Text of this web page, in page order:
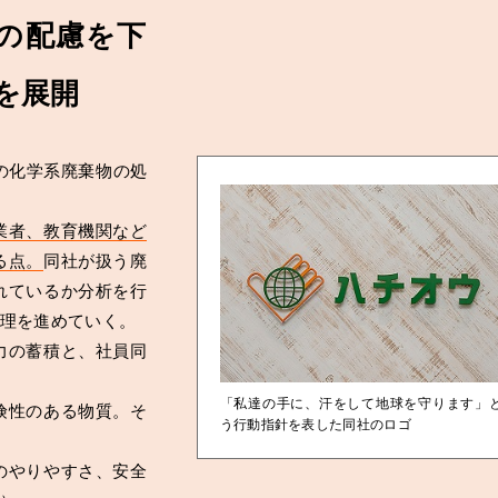
配慮を下
展開
学系廃棄物の処
者、教育機関など
。 同社が扱う廃
ているか分析を行
を進めていく。
蓄積と、社員同
のある物質。そ
りやすさ、安全
「私達の手に、汗をして地球を守ります」
う行動指針を表した同社のロゴ